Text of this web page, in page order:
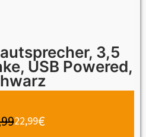
3,5
USB Powered,
22,99€